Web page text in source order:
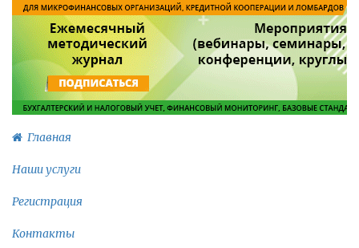
Главная
Наши услуги
Регистрация
Контакты